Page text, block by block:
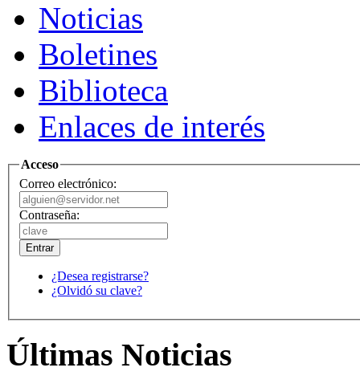
Noticias
Boletines
Biblioteca
Enlaces de interés
Acceso
Correo electrónico:
Contraseña:
¿Desea registrarse?
¿Olvidó su clave?
Últimas Noticias